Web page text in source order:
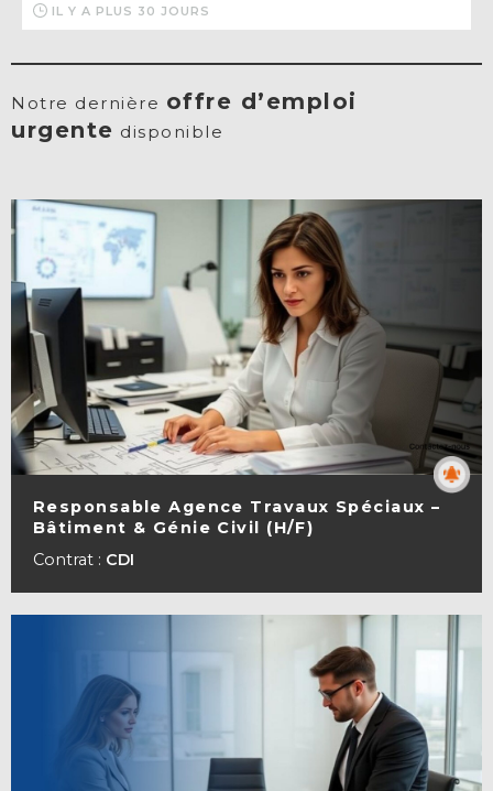
IL Y A PLUS 30 JOURS
Notre dernière offre d’emploi
urgente disponible
Responsable Agence Travaux Spéciaux –
Bâtiment & Génie Civil (H/F)
Contrat : CDI